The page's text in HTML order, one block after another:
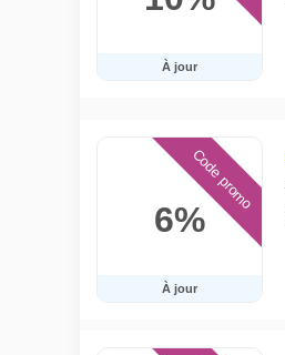
À jour
6%
À jour
Code promo